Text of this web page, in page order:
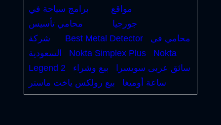
مواقع
برامج سياحة في
جورجيا
محامي تأسيس
شركة
Best Metal Detector
محامي في
السعودية
Nokta Simplex Plus
Nokta
Legend 2
سائق عربى سويسرا
بيع وشراء
ساعة أوميغا
بيع رولكس ياخت ماستر